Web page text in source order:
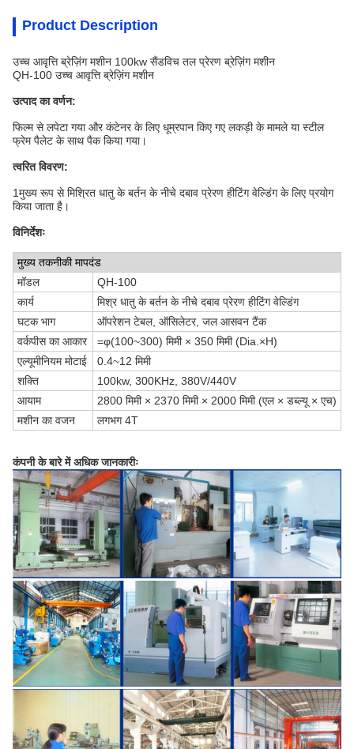
Product Description
उच्च आवृत्ति ब्रेज़िंग मशीन 100kw सैंडविच तल प्रेरण ब्रेज़िंग मशीन
QH-100 उच्च आवृत्ति ब्रेज़िंग मशीन
उत्पाद का वर्णन:
फिल्म से लपेटा गया और कंटेनर के लिए धूम्रपान किए गए लकड़ी के मामले या स्टील
फ्रेम पैलेट के साथ पैक किया गया।
त्वरित विवरण:
1मुख्य रूप से मिश्रित धातु के बर्तन के नीचे दबाव प्रेरण हीटिंग वेल्डिंग के लिए प्रयोग
किया जाता है।
विनिर्देशः
मुख्य तकनीकी मापदंड
मॉडल
QH-100
कार्य
मिश्र धातु के बर्तन के नीचे दबाव प्रेरण हीटिंग वेल्डिंग
घटक भाग
ऑपरेशन टेबल, ऑसिलेटर, जल आसवन टैंक
वर्कपीस का आकार
=φ(100~300) मिमी × 350 मिमी (Dia.×H)
एल्यूमीनियम मोटाई
0.4~12 मिमी
शक्ति
100kw, 300KHz, 380V/440V
आयाम
2800 मिमी × 2370 मिमी × 2000 मिमी (एल × डब्ल्यू × एच)
मशीन का वजन
लगभग 4T
कंपनी के बारे में अधिक जानकारीः